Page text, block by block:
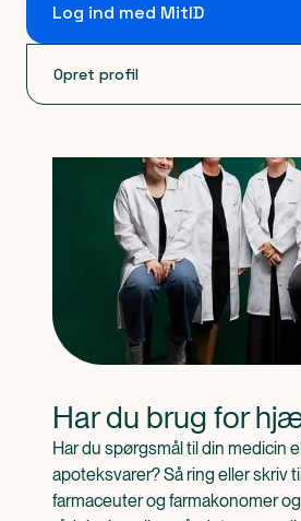
Log ind med MitID
Opret profil
Har du brug for
Har du spørgsmål til din medicin
apoteksvarer? Så ring eller skriv
farmaceuter og farmakonomer